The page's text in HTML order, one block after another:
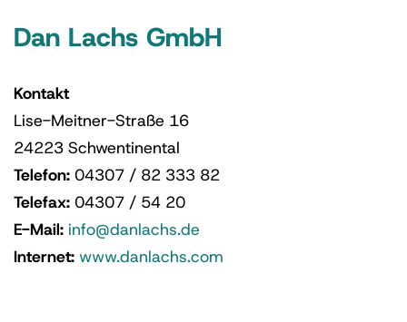
Dan Lachs GmbH
Kontakt
Lise-Meitner-Straße 16
24223 Schwentinental
Telefon: 04307 / 82 333 82
Telefax: 04307 / 54 20
E-Mail: info@danlachs.de
Internet: www.danlachs.com